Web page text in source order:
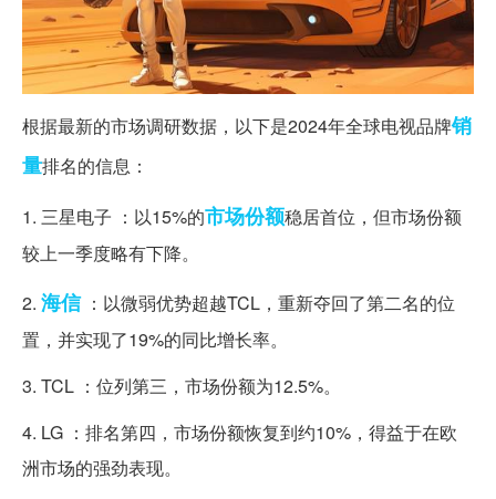
根据最新的市场调研数据，以下是2024年全球电视品牌销
量排名的信息：
1. 三星电子 ：以15%的市场份额稳居首位，但市场份额
较上一季度略有下降。
2. 海信：以微弱优势超越TCL，重新夺回了第二名的位
置，并实现了19%的同比增长率。
3. TCL ：位列第三，市场份额为12.5%。
4. LG ：排名第四，市场份额恢复到约10%，得益于在欧
洲市场的强劲表现。